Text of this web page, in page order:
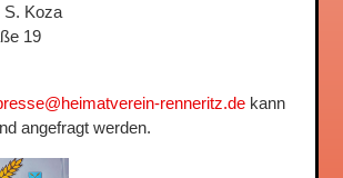
S. Koza
19
renneritz.de kann
angefragt werden.